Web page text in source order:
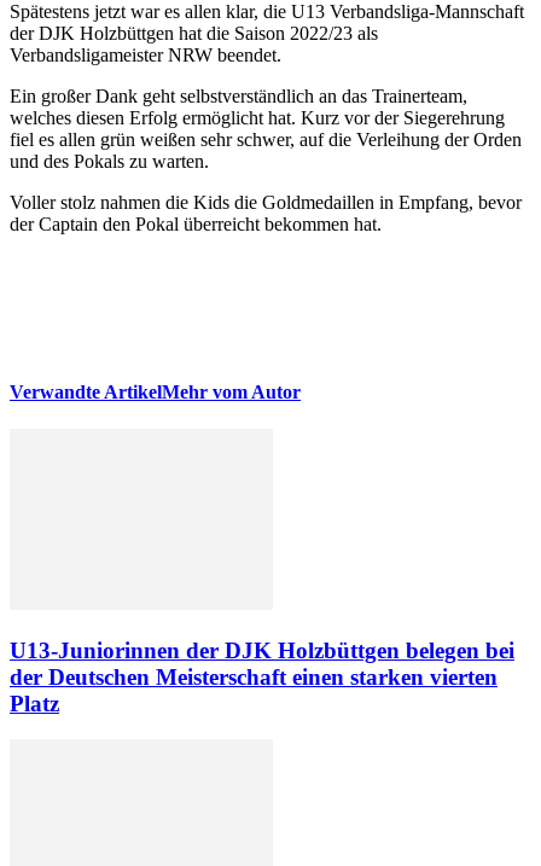
Spätestens jetzt war es allen klar, die U13 Verbandsliga-Mannschaft
der DJK Holzbüttgen hat die Saison 2022/23 als
Verbandsligameister NRW beendet.
Ein großer Dank geht selbstverständlich an das Trainerteam,
welches diesen Erfolg ermöglicht hat. Kurz vor der Siegerehrung
fiel es allen grün weißen sehr schwer, auf die Verleihung der Orden
und des Pokals zu warten.
Voller stolz nahmen die Kids die Goldmedaillen in Empfang, bevor
der Captain den Pokal überreicht bekommen hat.
Verwandte ArtikelMehr vom Autor
U13-Juniorinnen der DJK Holzbüttgen belegen bei
der Deutschen Meisterschaft einen starken vierten
Platz